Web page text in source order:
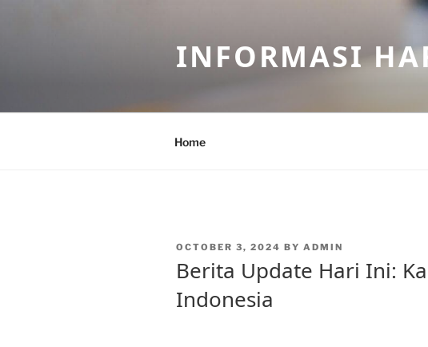
INFORMASI
Home
POSTED
OCTOBER 3, 2024 BY ADMIN
Berita Update Hari Ini:
Indonesia